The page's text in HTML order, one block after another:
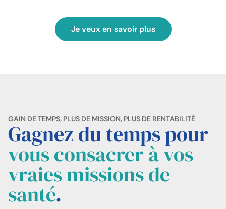
Je veux en savoir plus
GAIN DE TEMPS, PLUS DE MISSION, PLUS DE RENTABILITÉ
Gagnez du temps pour
vous consacrer à vos
vraies missions de
santé.